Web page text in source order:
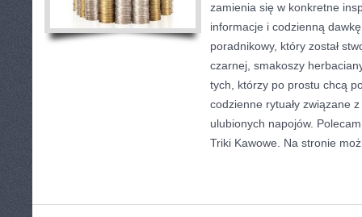
zamienia się w konkretne
informacje i codzienną
poradnikowy, który został
czarnej, smakoszy
tych, którzy po prostu chcą
codzienne rytuały związane
ulubionych napojów.
Triki Kawowe. Na stronie